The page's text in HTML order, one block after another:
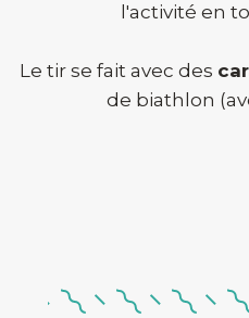
l'activité en
Le tir se fait avec des
de biathlon